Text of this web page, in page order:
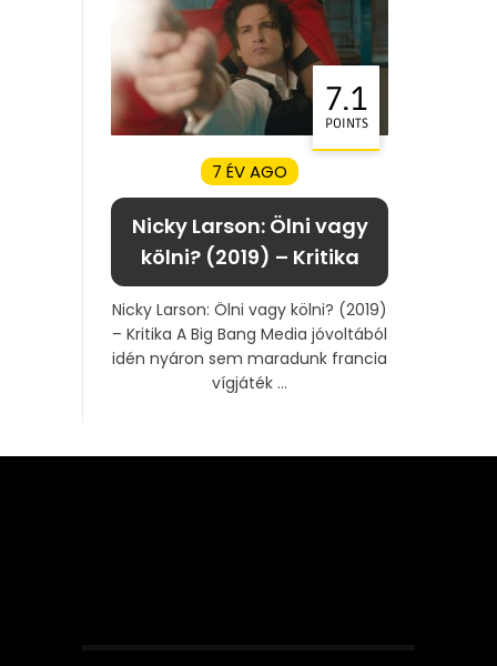
7.1
POINTS
7 ÉV AGO
Nicky Larson: Ölni vagy
kölni? (2019) – Kritika
Nicky Larson: Ölni vagy kölni? (2019)
– Kritika A Big Bang Media jóvoltából
idén nyáron sem maradunk francia
vígjáték ...